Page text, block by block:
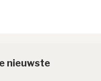
nieuwste